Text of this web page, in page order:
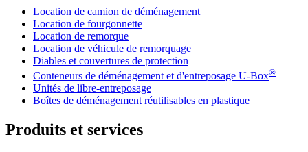
Location de camion de déménagement
Location de fourgonnette
Location de remorque
Location de véhicule de remorquage
Diables et couvertures de protection
Conteneurs de déménagement et d'entreposage U-Box®
Unités de libre-entreposage
Boîtes de déménagement réutilisables en plastique
Produits et services